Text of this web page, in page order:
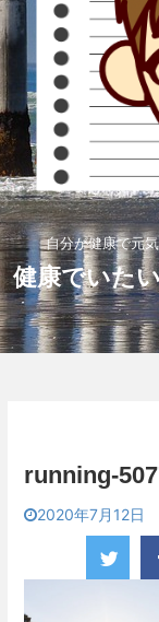
自分が健康で元
健康でいた
running-
2020年7月12日